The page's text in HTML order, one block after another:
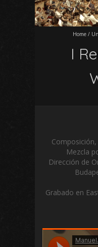
Home /
I
Mezcla
Dirección de
Grabado en